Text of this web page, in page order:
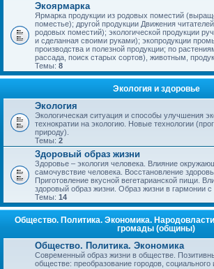
Экоярмарка
Ярмарка продукции из родовых поместий
поместье); другой продукции Движения
родовых поместий); экологической продукции
и сделанная своими руками); экопродукции
производства и полезной продукции; по
рассада, поиск старых сортов), животным,
Темы: 8
Экология и здоровье
Экология
Экологическая ситуация и способы улучшения
технократии на экологию. Новые технологии
природу).
Темы: 2
Здоровый образ жизни
Здоровье – экология человека. Влияние
самочувствие человека. Восстановление
Приготовление вкусной вегетарианской пищи.
здоровый образ жизни. Образ жизни в гармонии с
Темы: 14
Общество. Политика. Экономика.
громады (общины)
Общество. Политика. Экономика
Современный образ жизни в обществе.
обществе: преобразование городов, социального